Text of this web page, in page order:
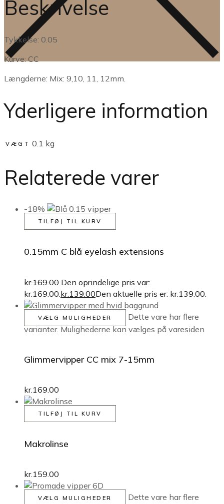
Beskrivelse
Tykkelse: 0.05
Kurve: CC
Længderne: Mix: 9,10, 11, 12mm.
Yderligere information
VÆGT 0.1 kg
Relaterede varer
-18%
TILFØJ TIL KURV
0.15mm C blå eyelash extensions
kr.169.00 Den oprindelige pris var:
kr.169.00. kr. 139.00Den aktuelle pris er: kr.139.00.
VÆLG MULIGHEDER
Dette vare har flere
varianter. Mulighederne kan vælges på varesiden
Glimmervipper CC mix 7-15mm
kr. 169.00
TILFØJ TIL KURV
Makrolinse
kr. 159.00
VÆLG MULIGHEDER
Dette vare har flere